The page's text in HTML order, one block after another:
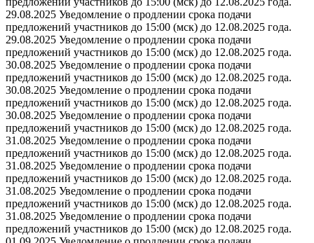
29.08.2025 Уведомление о продлении срока подачи
предложений участников до 15:00 (мск) до 12.08.2025 года.
29.08.2025 Уведомление о продлении срока подачи
предложений участников до 15:00 (мск) до 12.08.2025 года.
30.08.2025 Уведомление о продлении срока подачи
предложений участников до 15:00 (мск) до 12.08.2025 года.
30.08.2025 Уведомление о продлении срока подачи
предложений участников до 15:00 (мск) до 12.08.2025 года.
30.08.2025 Уведомление о продлении срока подачи
предложений участников до 15:00 (мск) до 12.08.2025 года.
31.08.2025 Уведомление о продлении срока подачи
предложений участников до 15:00 (мск) до 12.08.2025 года.
31.08.2025 Уведомление о продлении срока подачи
предложений участников до 15:00 (мск) до 12.08.2025 года.
31.08.2025 Уведомление о продлении срока подачи
предложений участников до 15:00 (мск) до 12.08.2025 года.
31.08.2025 Уведомление о продлении срока подачи
предложений участников до 15:00 (мск) до 12.08.2025 года.